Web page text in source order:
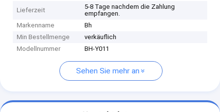
Lieferzeit
5-8 Tage nachdem die Zahlung
empfangen.
Markenname
Bh
Min Bestellmenge
verkäuflich
Modellnummer
BH-Y011
Sehen Sie mehr an